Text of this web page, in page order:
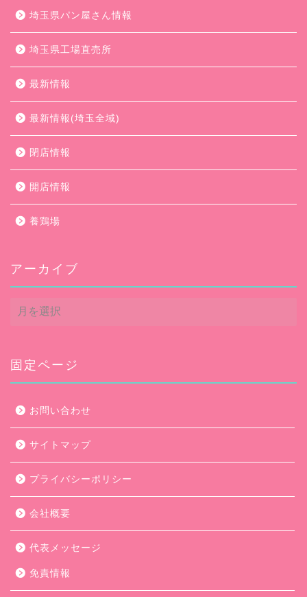
埼玉県パン屋さん情報
埼玉県工場直売所
最新情報
最新情報(埼玉全域)
閉店情報
開店情報
養鶏場
アーカイブ
ア
ー
ブ
固定ページ
お問い合わせ
サイトマップ
プライバシーポリシー
会社概要
代表メッセージ
免責情報